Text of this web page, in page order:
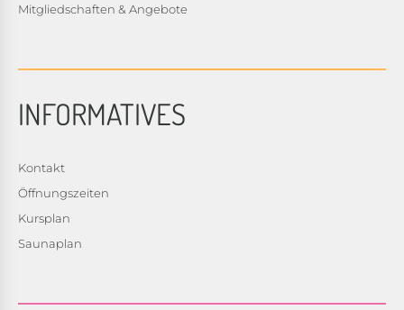
Mitgliedschaften & Angebote
INFORMATIVES
Kontakt
Öffnungszeiten
Kursplan
Saunaplan